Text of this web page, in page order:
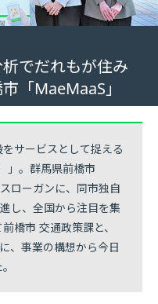
でだれもが住み
「MaeMaaS」
サービスとして捉える
」。群馬県前橋市
ローガンに、同市独自
し、全国から注目を集
橋市 交通政策課と、
、事業の構想から今日